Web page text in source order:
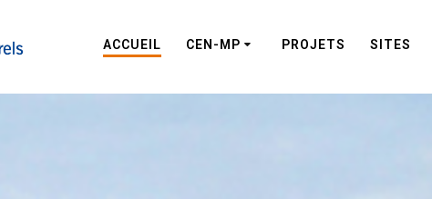
ACCUEIL CEN-MP PROJETS SITES